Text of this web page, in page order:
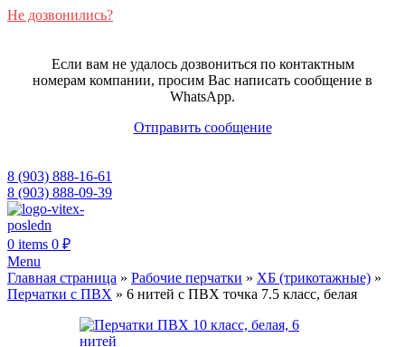
Не дозвонились?
Если вам не удалось дозвониться по контактным
номерам компании, просим Вас написать сообщение в
WhatsApp.
Отправить сообщение
8 (903) 888-16-61
8 (903) 888-09-39
0 items 0 ₽
Menu
Главная страница » Рабочие перчатки » ХБ (трикотажные) »
Перчатки с ПВХ » 6 нитей с ПВХ точка 7.5 класс, белая